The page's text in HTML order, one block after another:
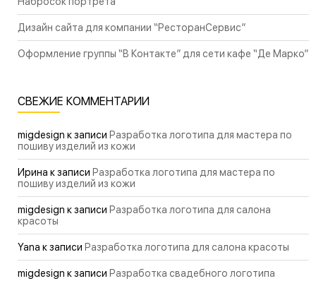
Дизайн сайта для компании “РесторанСервис”
Оформление группы “В Контакте” для сети кафе “Де Марко”
СВЕЖИЕ КОММЕНТАРИИ
migdesign к записи Разработка логотипа для мастера по
пошиву изделий из кожи
Ирина к записи Разработка логотипа для мастера по
пошиву изделий из кожи
migdesign к записи Разработка логотипа для салона
красоты
Yana к записи Разработка логотипа для салона красоты
migdesign к записи Разработка свадебного логотипа